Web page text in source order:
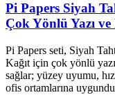
Pi Papers Siyah
Çok Yönlü Yazı
Pi Papers seti, Siyah
Kağıt için çok yönlü
sağlar; yüzey uyumu,
ofis ortamlarına